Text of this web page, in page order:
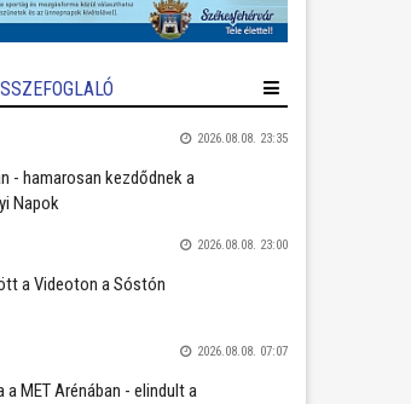
2026.08.08. 23:35
- hamarosan kezdődnek a
Napok
2026.08.08. 23:00
a Videoton a Sóstón
2026.08.08. 07:07
MET Arénában - elindult a